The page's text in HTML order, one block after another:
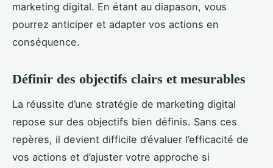
marketing digital. En étant au diapason, vous
pourrez anticiper et adapter vos actions en
conséquence.
Définir des objectifs clairs et mesurables
La réussite d’une stratégie de marketing digital
repose sur des objectifs bien définis. Sans ces
repères, il devient difficile d’évaluer l’efficacité de
vos actions et d’ajuster votre approche si